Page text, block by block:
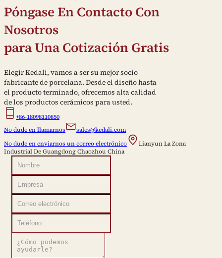
Póngase En Contacto Con
Nosotros
para Una Cotización Gratis
Elegir Kedali, vamos a ser su mejor socio
fabricante de porcelana. Desde el diseño hasta
el producto terminado, ofrecemos alta calidad
de los productos cerámicos para usted.
+86-18098110850
No dude en llamarnos
sales@kedali.com
No dude en enviarnos un correo electrónico
Lianyun La Zona
Industrial De Guangdong Chaozhou China